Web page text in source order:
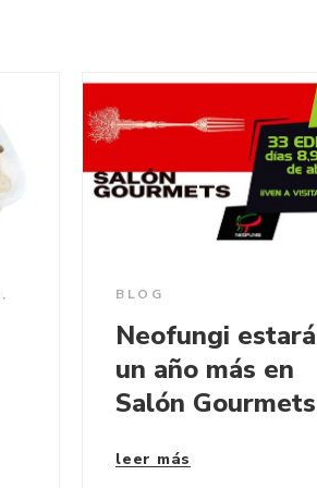
,
BLOG
Neofungi estará
un año más en
Salón Gourmets
leer más